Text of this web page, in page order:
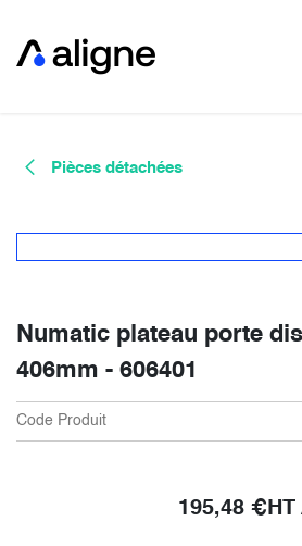
Pièces détachées
Numatic plateau porte
406mm - 606401
Code Produit
195,48 €HT